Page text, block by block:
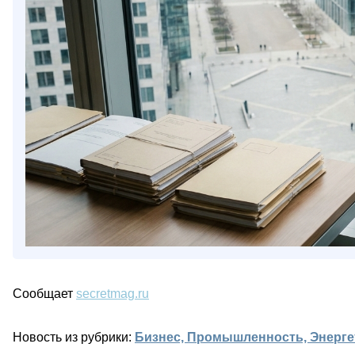
Сообщает secretmag.ru
Новость из рубрики: Бизнес, Промышленность,